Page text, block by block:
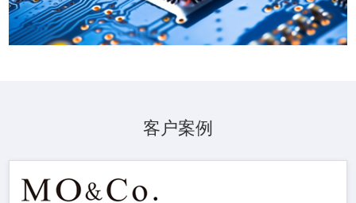
客户案例